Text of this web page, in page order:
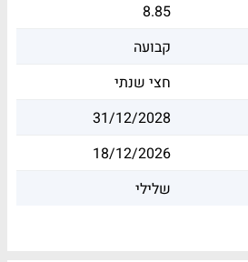
8.85
קבועה
חצי שנתי
31/12/2028
18/12/2026
שלילי